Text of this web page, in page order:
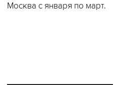
Москва с января по март.